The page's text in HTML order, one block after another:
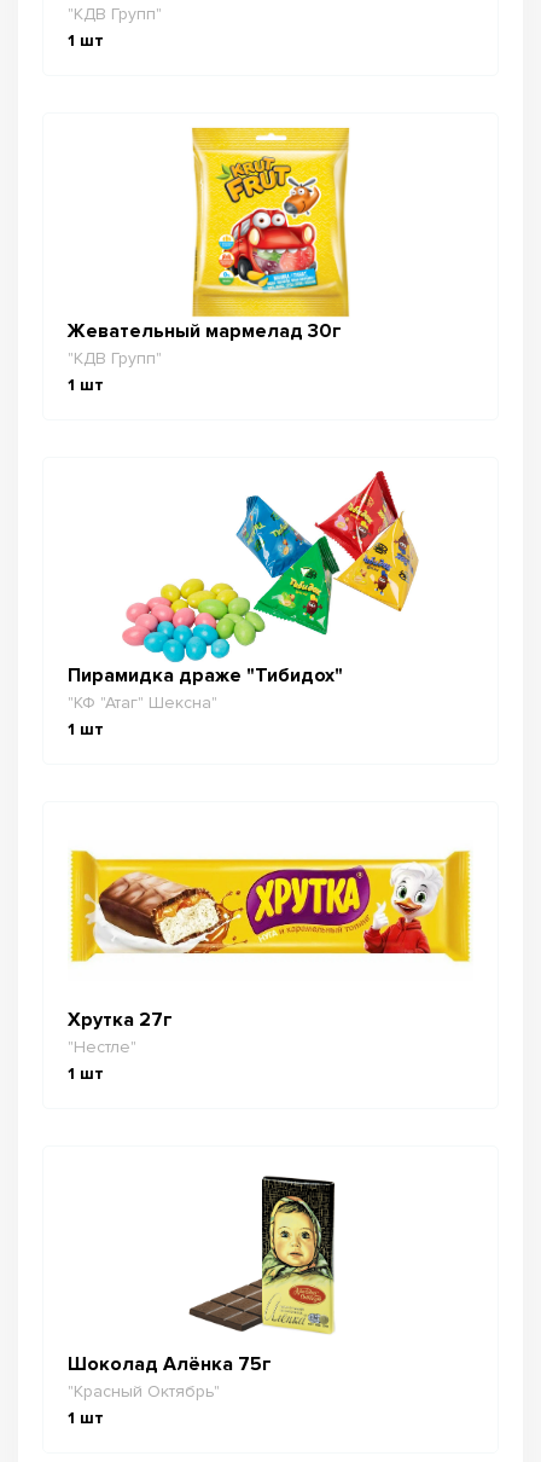
"КДВ Групп"
1 шт
Жевательный мармелад 30г
"КДВ Групп"
1 шт
Пирамидка драже "Тибидох"
"КФ "Атаг" Шексна"
1 шт
Хрутка 27г
"Нестле"
1 шт
Шоколад Алёнка 75г
"Красный Октябрь"
1 шт